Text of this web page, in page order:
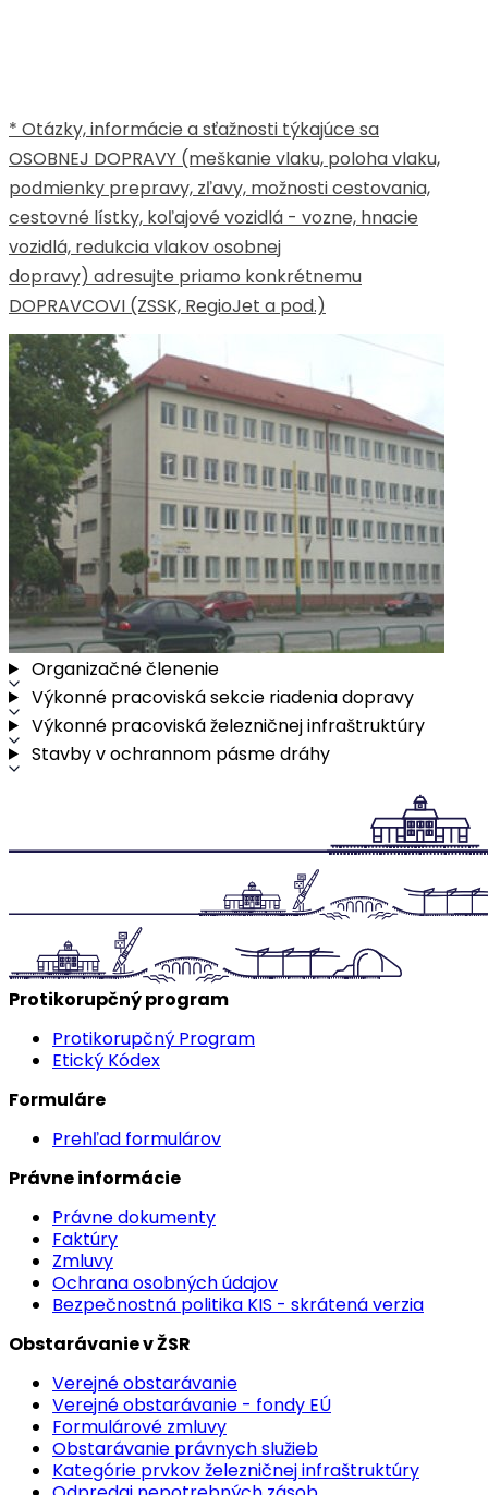
* Otázky, informácie a sťažnosti týkajúce sa
OSOBNEJ DOPRAVY (meškanie vlaku, poloha vlaku,
podmienky prepravy, zľavy, možnosti cestovania,
cestovné lístky, koľajové vozidlá - vozne, hnacie
vozidlá, redukcia vlakov osobnej
dopravy) adresujte priamo konkrétnemu
DOPRAVCOVI (ZSSK, RegioJet a pod.)
Organizačné členenie
Výkonné pracoviská sekcie riadenia dopravy
Výkonné pracoviská železničnej infraštruktúry
Stavby v ochrannom pásme dráhy
Protikorupčný program
Protikorupčný Program
Etický Kódex
Formuláre
Prehľad formulárov
Právne informácie
Právne dokumenty
Faktúry
Zmluvy
Ochrana osobných údajov
Bezpečnostná politika KIS - skrátená verzia
Obstarávanie v ŽSR
Verejné obstarávanie
Verejné obstarávanie - fondy EÚ
Formulárové zmluvy
Obstarávanie právnych služieb
Kategórie prvkov železničnej infraštruktúry